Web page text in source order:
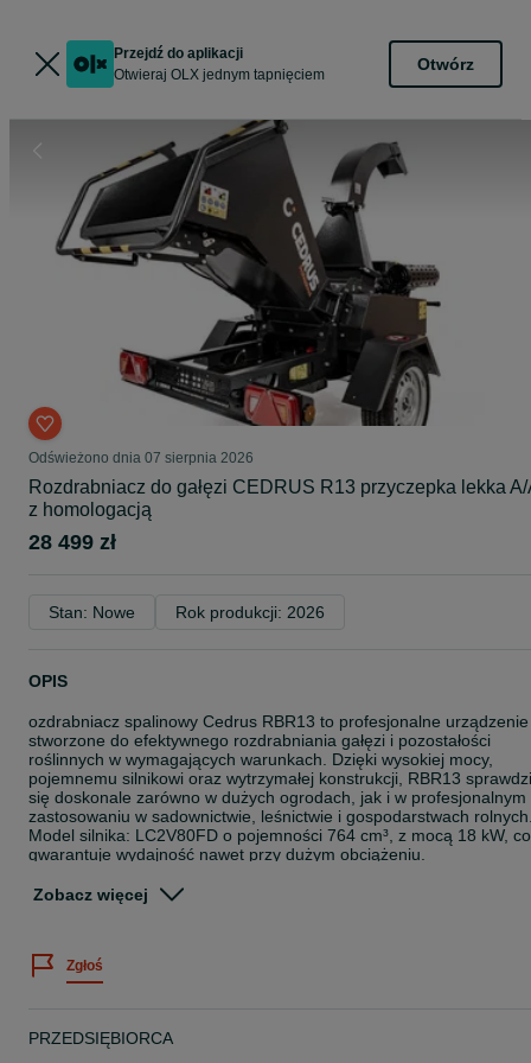
Przejdź do aplikacji
Otwieraj OLX jednym tapnięciem
Otwórz
Odświeżono dnia 07 sierpnia 2026
Rozdrabniacz do gałęzi CEDRUS R13 przyczepka lekka A/
z homologacją
28 499 zł
Stan: Nowe Rok produkcji: 2026
OPIS
ozdrabniacz spalinowy Cedrus RBR13 to profesjonalne urządzenie
stworzone do efektywnego rozdrabniania gałęzi i pozostałości
roślinnych w wymagających warunkach. Dzięki wysokiej mocy,
pojemnemu silnikowi oraz wytrzymałej konstrukcji, RBR13 sprawdzi
się doskonale zarówno w dużych ogrodach, jak i w profesjonalnym
zastosowaniu w sadownictwie, leśnictwie i gospodarstwach
Model silnika: LC2V80FD o pojemności 764 cm³, z mocą 18 kW, co
gwarantuje wydajność nawet przy dużym obciążeniu.
co znacząco zwiększa komfort użytkowania.
Układ tnący i system podawania
Wyposażony w bęben z dwoma nożami obustronnymi oraz jedno
systemowi podawania, praca z rozdrabniaczem jest nie tylko
Zobacz więcej
Zgłoś
PRZEDSIĘBIORCA